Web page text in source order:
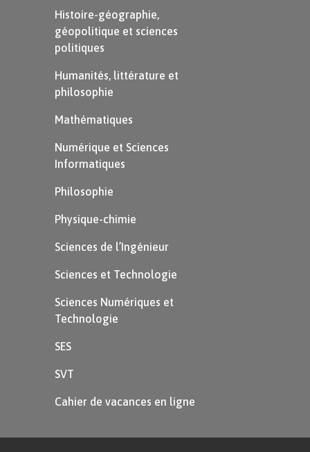
Fehling
Identifiez les résultats positifs obtenus dans
le document 1.
Voir la correction
Histoire-géographie,
géopolitique et sciences
politiques
Humanités, littérature et
philosophie
Mathématiques
Numérique et Sciences
Informatiques
Philosophie
Physique-chimie
Sciences de l’Ingénieur
Sciences et Technologie
Sciences Numériques et
Technologie
SES
SVT
Cahier de vacances en ligne